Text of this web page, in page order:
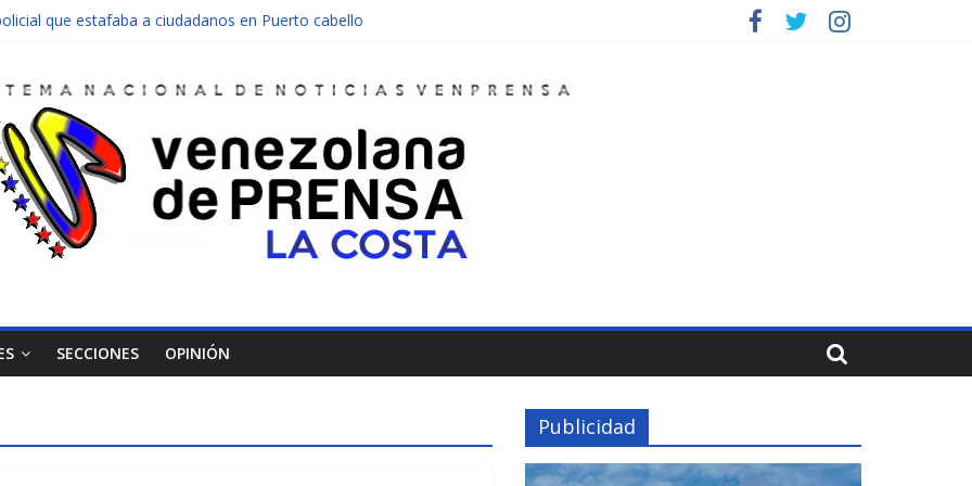
que estafaba a ciudadanos en Puerto cabello
abandonado de Chichiriviche
entre Colombia y Margarita el 27 de junio
SECCIONES OPINIÓN
Publicidad